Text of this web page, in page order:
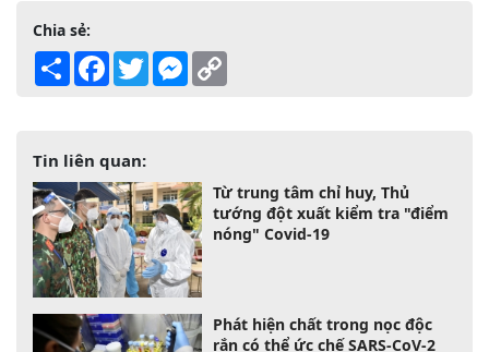
Chia sẻ:
Share Facebook
TwitterMessenger
Tin liên quan:
Từ trung tâm chỉ huy, Thủ
tướng đột xuất kiểm tra "điểm
nóng" Covid-19
Phát hiện chất trong nọc độc
rắn có thể ức chế SARS-CoV-2